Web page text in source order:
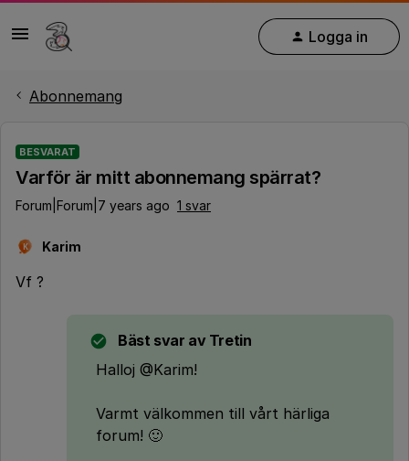
Logga in
Abonnemang
BESVARAT
Varför är mitt abonnemang spärrat?
Forum|Forum|7 years ago 1 svar
K Karim
Vf ?
Bäst svar av Tretin
Halloj @Karim!
Varmt välkommen till vårt härliga
forum! 🙂